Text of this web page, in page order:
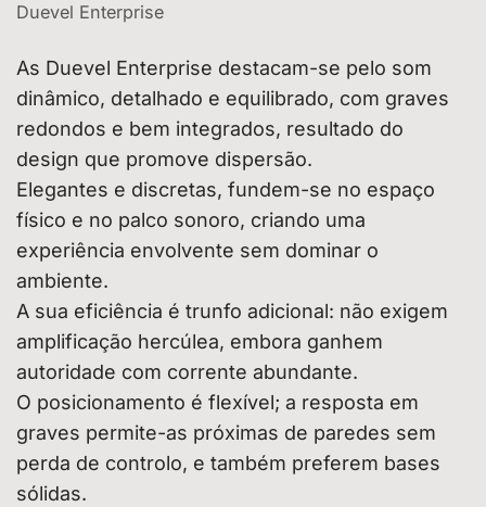
Duevel Enterprise
As Duevel Enterprise destacam-se pelo som
dinâmico, detalhado e equilibrado, com graves
redondos e bem integrados, resultado do
design que promove dispersão.
Elegantes e discretas, fundem-se no espaço
físico e no palco sonoro, criando uma
experiência envolvente sem dominar o
ambiente.
A sua eficiência é trunfo adicional: não exigem
amplificação hercúlea, embora ganhem
autoridade com corrente abundante.
O posicionamento é flexível; a resposta em
graves permite-as próximas de paredes sem
perda de controlo, e também preferem bases
sólidas.